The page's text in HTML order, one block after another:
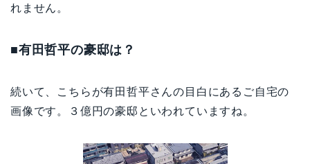
れません。
■有田哲平の豪邸は？
続いて、こちらが有田哲平さんの目白にあるご自宅の
画像です。３億円の豪邸といわれていますね。